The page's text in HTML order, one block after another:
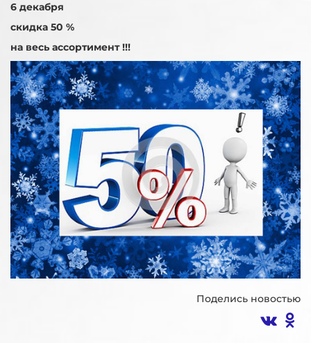
6 декабря
скидка 50 %
на весь ассортимент !!!
Поделись новостью